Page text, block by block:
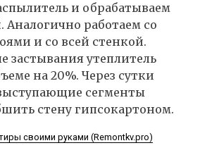
и обрабатываем
работаем со
и со всей стенкой.
застывания утеплитель
на 20%. Через сутки
сегменты
стену гипсокартоном.
своими руками (Remontkv.pro)